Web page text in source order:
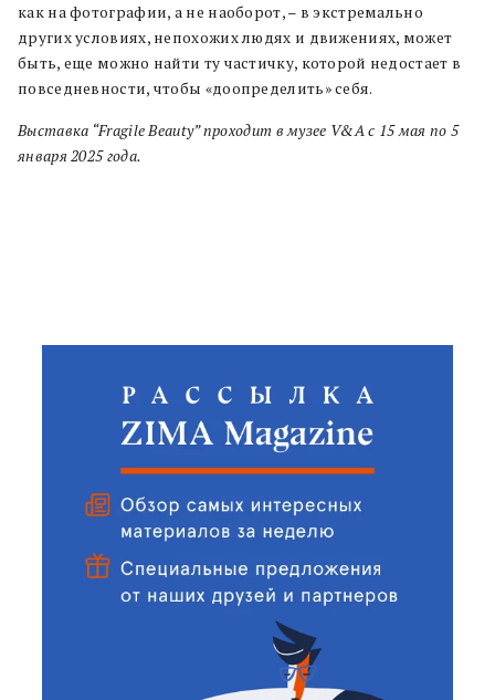
как на фотографии, а не наоборот, – в экстремально
других условиях, непохожих людях и движениях, может
быть, еще можно найти ту частичку, которой недостает в
повседневности, чтобы «доопределить» себя.
Выставка “Fragile Beauty” проходит в музее V&A с 15 мая по 5
января 2025 года.